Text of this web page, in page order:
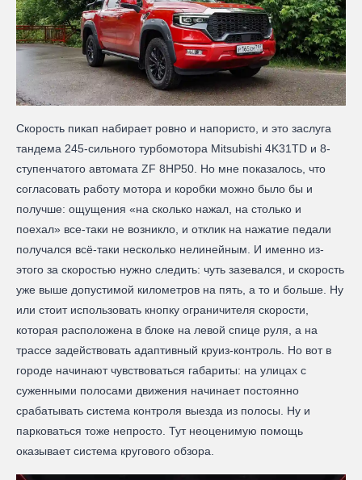
Скорость пикап набирает ровно и напористо, и это заслуга
тандема 245-сильного турбомотора Mitsubishi 4K31TD и 8-
ступенчатого автомата ZF 8HP50. Но мне показалось, что
согласовать работу мотора и коробки можно было бы и
получше: ощущения «на сколько нажал, на столько и
поехал» все-таки не возникло, и отклик на нажатие педали
получался всё-таки несколько нелинейным. И именно из-
этого за скоростью нужно следить: чуть зазевался, и скорость
уже выше допустимой километров на пять, а то и больше. Ну
или стоит использовать кнопку ограничителя скорости,
которая расположена в блоке на левой спице руля, а на
трассе задействовать адаптивный круиз-контроль. Но вот в
городе начинают чувствоваться габариты: на улицах с
суженными полосами движения начинает постоянно
срабатывать система контроля выезда из полосы. Ну и
парковаться тоже непросто. Тут неоценимую помощь
оказывает система кругового обзора.